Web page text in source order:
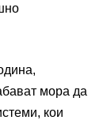
мора да
кои